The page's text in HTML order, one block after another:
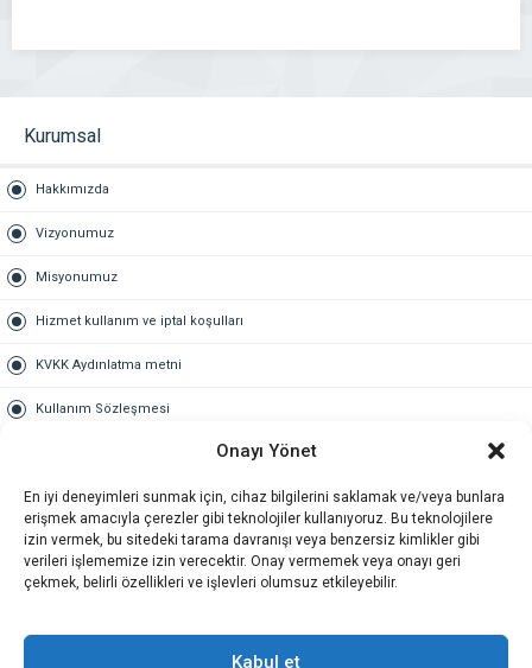
Onayı Yönet
En iyi deneyimleri sunmak için, cihaz bilgilerini saklamak ve/veya bunlara
erişmek amacıyla çerezler gibi teknolojiler kullanıyoruz. Bu teknolojilere
izin vermek, bu sitedeki tarama davranışı veya benzersiz kimlikler gibi
verileri işlememize izin verecektir. Onay vermemek veya onayı geri
çekmek, belirli özellikleri ve işlevleri olumsuz etkileyebilir.
Kabul et
Kurumsal
Hakkımızda
Vizyonumuz
Misyonumuz
Hizmet kullanım ve iptal koşulları
KVKK Aydınlatma metni
Kullanım Sözleşmesi
Gold üyelik nedir
Kariyer